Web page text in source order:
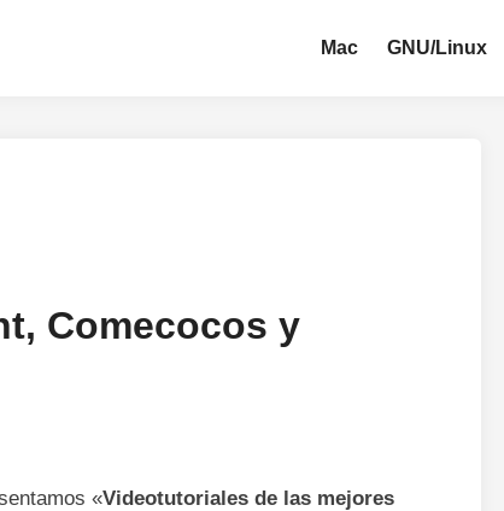
Mac GNU/Linux
Comecocos y
«Videotutoriales de las mejores